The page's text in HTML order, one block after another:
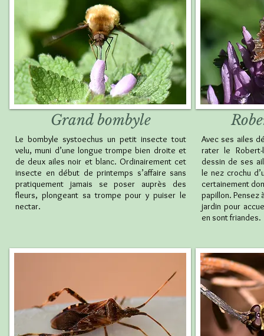
Grand bombyle
Le bombyle systoechus un petit insecte tout
velu, muni d’une longue trompe bien droite et
de deux ailes noir et blanc. Ordinairement cet
insecte en début de printemps s’affaire sans
pratiquement jamais se poser auprès des
fleurs, plongeant sa trompe pour y puiser le
nectar.
Avec ses ailes
rater le Robert-
dessin de ses
le nez crochu
certainement
papillon. Pensez
jardin pour
en sont friandes.